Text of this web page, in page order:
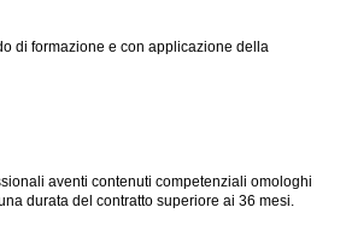
di formazione e con applicazione della
aventi contenuti competenziali omologhi
durata del contratto superiore ai 36 mesi.